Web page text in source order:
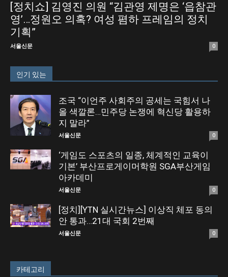
[정치쇼] 김영진 의원 “김관영 제명은 ‘읍참관
영’…정원오 의혹? 여성 폄하 프레임의 정치
기획”
서울신문 0
인기 있는
조국 “이언주 사회주의 공세는 국힘서 나
올 색깔론…민주당 논쟁에 혁신당 활용하
지 말라”
서울신문 0
‘게임도 스포츠의 일종, 체계적인 교육이
기본’ 부산프로게이머학원 SGA부산게임
아카데미
서울신문 0
[정치][YTN 실시간뉴스] 이상직 체포 동의
안 통과…21대 국회 2번째
서울신문 0
카테고리